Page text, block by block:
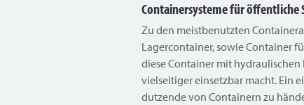
Containersysteme für öffentliche
Zu den meistbenutzten
Lagercontainer, sowie Container
diese Container mit hydraulischen
vielseitiger einsetzbar macht. Ein
dutzende von Containern zu